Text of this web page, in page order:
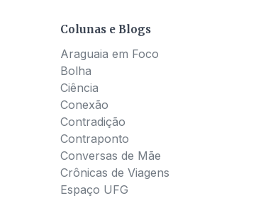
Colunas e Blogs
Araguaia em Foco
Bolha
Ciência
Conexão
Contradição
Contraponto
Conversas de Mãe
Crônicas de Viagens
Espaço UFG